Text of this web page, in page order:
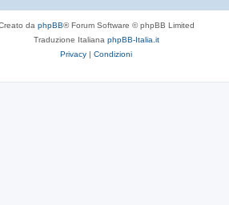
da phpBB® Forum Software © phpBB Limited
Traduzione Italiana phpBB-Italia.it
Privacy | Condizioni